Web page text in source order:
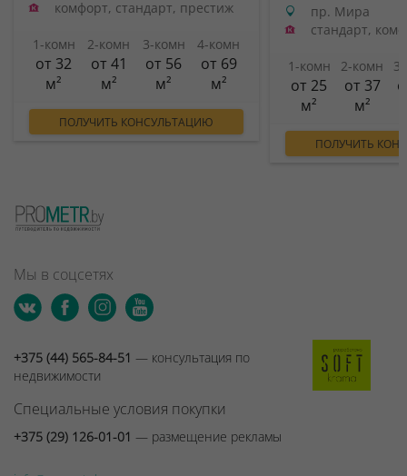
комфорт, стандарт, престиж
1-комн
от 32
м²
2-комн
от 41
м²
3-комн
от 56
м²
4-комн
от 69
м²
ПОЛУЧИТЬ КОНСУЛЬТАЦИЮ
пр. Мира
стандарт,
1-комн
от 25
м²
2-комн
от 37
м²
ПОЛУЧИТЬ
Мы в соцсетях
+375 (44) 565-84-51 — консультация по
недвижимости
Специальные условия покупки
+375 (29) 126-01-01 — размещение рекламы